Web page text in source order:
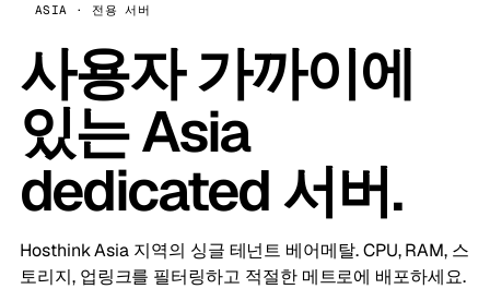
ASIA · 전용 서버
사용자 가까이에
있는 Asia
dedicated 서버.
Hosthink Asia 지역의 싱글 테넌트 베어메탈. CPU, RAM, 스
토리지, 업링크를 필터링하고 적절한 메트로에 배포하세요.